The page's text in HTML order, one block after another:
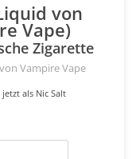
von
Vape)
Zigarette
Vampire Vape
als Nic Salt